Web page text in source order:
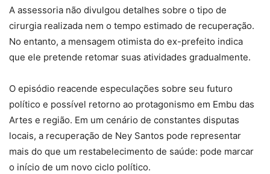
A assessoria não divulgou detalhes sobre o tipo de
cirurgia realizada nem o tempo estimado de recuperação.
No entanto, a mensagem otimista do ex-prefeito indica
que ele pretende retomar suas atividades gradualmente.
O episódio reacende especulações sobre seu futuro
político e possível retorno ao protagonismo em Embu das
Artes e região. Em um cenário de constantes disputas
locais, a recuperação de Ney Santos pode representar
mais do que um restabelecimento de saúde: pode marcar
o início de um novo ciclo político.